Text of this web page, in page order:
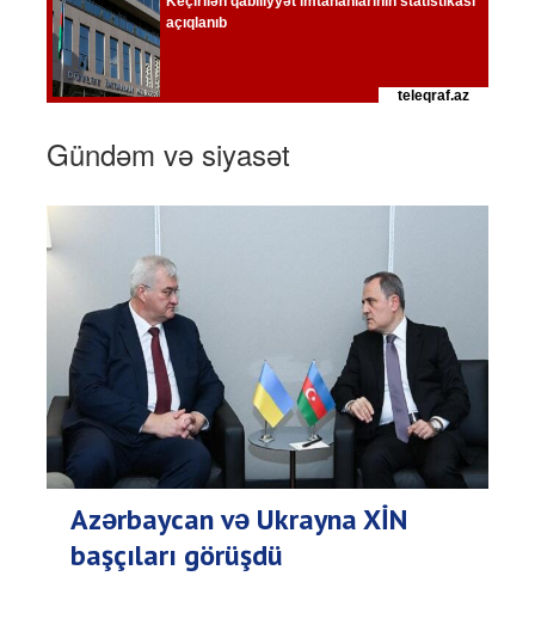
Gündəm və siyasət
Azərbaycan və Ukrayna XİN
başçıları görüşdü